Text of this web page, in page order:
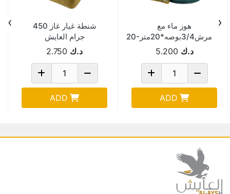
هوز ماء مع
مرش3/4بوصه*20مترWPG20-
1 د.ك 5.200
ADD
شنطة غيار غاز 450
جرام العايش
35*25*15 سم ربيعي
AYS-1533
د.ك 2.750
ADD
‹
›